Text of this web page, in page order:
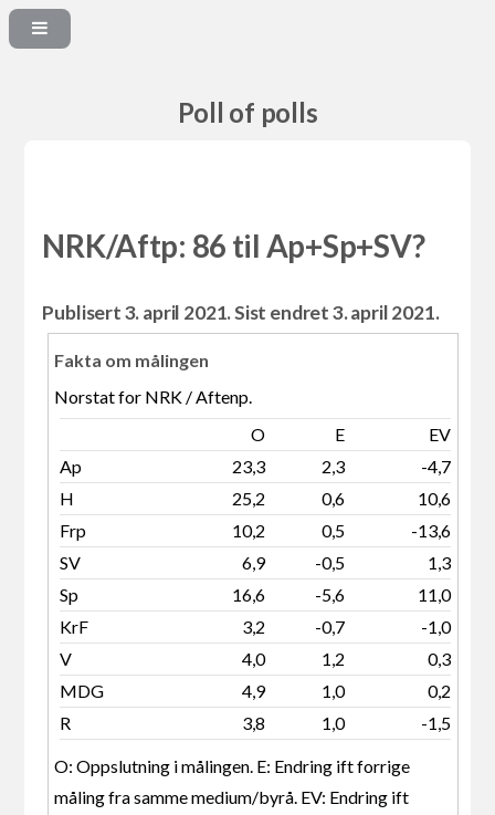
Poll of polls
NRK/Aftp: 86 til Ap+Sp+SV?
Publisert 3. april 2021. Sist endret 3. april 2021.
Fakta om målingen
Norstat for NRK / Aftenp.
O
E
EV
Ap
23,3 2,3
-4,7
H
25,2 0,6
10,6
Frp
10,2 0,5
-13,6
SV
6,9 -0,5
1,3
Sp
16,6 -5,6
11,0
KrF
3,2 -0,7
-1,0
V
4,0 1,2
0,3
MDG
4,9 1,0
0,2
R
3,8 1,0 -1,5
O: Oppslutning i målingen. E: Endring ift forrige
måling fra samme medium/byrå. EV: Endring ift